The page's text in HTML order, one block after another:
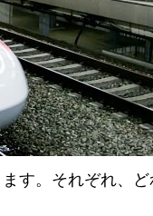
す。それぞれ、